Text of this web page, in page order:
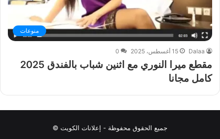
منوعات
Dalaa 15 أغسطس، 2025 0
مقطع ميرا النوري مع اثنين شباب بالفندق 2025
كامل مجانا
جميع الحقوق محفوظة - إعلانات الكويت ©